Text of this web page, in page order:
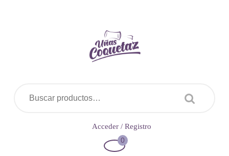
Acceder / Registro
Carrito
0